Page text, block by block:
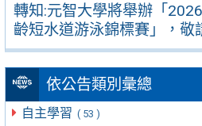
轉知:元智大學將舉辦「
齡短水道游泳錦標賽」，敬
依公告類別彙總
自主學習 ( 53 )